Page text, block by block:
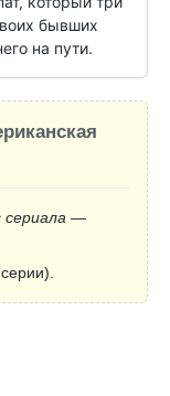
бывших
на пути.
сериала —